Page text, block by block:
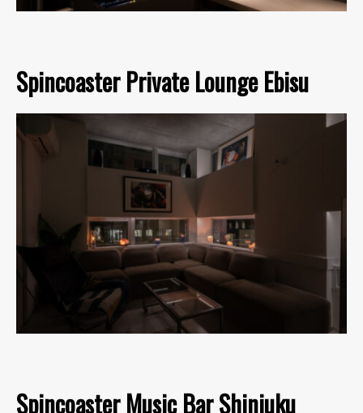
Spincoaster Private Lounge Ebisu
Spincoaster Music Bar Shinjuku